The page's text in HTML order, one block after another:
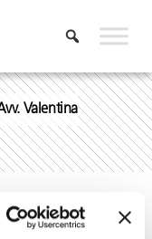
Valentina